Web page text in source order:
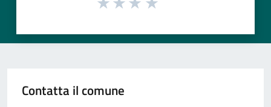
Contatta il comune